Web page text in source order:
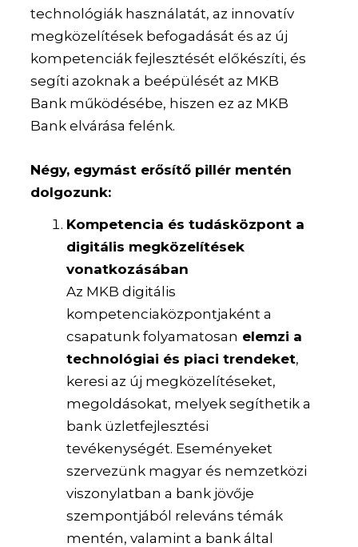
technológiák használatát, az innovatív
megközelítések befogadását és az új
kompetenciák fejlesztését előkészíti, és
segíti azoknak a beépülését az MKB
Bank működésébe, hiszen ez az MKB
Bank elvárása felénk.
Négy, egymást erősítő pillér mentén
dolgozunk:
Kompetencia és tudásközpont a
digitális megközelítések
vonatkozásában
Az MKB digitális
kompetenciaközpontjaként a
csapatunk folyamatosan elemzi a
technológiai és piaci trendeket,
keresi az új megközelítéseket,
megoldásokat, melyek segíthetik a
bank üzletfejlesztési
tevékenységét. Eseményeket
szervezünk magyar és nemzetközi
viszonylatban a bank jövője
szempontjából releváns témák
mentén, valamint a bank által